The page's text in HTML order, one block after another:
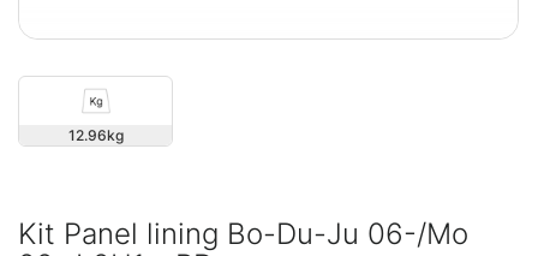
12.96
Kit Panel lining Bo-Du-Ju 06-/Mo